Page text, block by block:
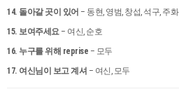
14. 돌아갈 곳이 있어 – 동현, 영범, 창섭, 석구, 주화
15. 보여주세요 – 여신, 순호
16. 누구를 위해 reprise – 모두
17. 여신님이 보고 계셔 – 여신, 모두